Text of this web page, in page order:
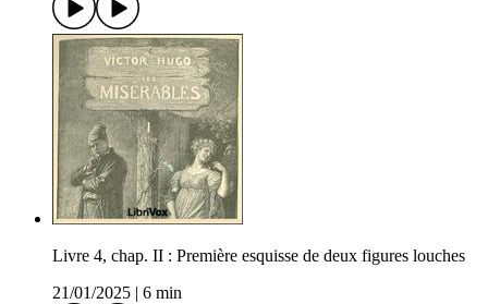
Livre 4, chap. II : Première esquisse de deux figures louches
21/01/2025
6 min